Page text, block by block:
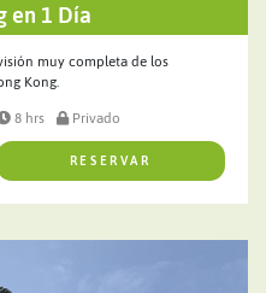
en 1 Día
muy completa de los
Kong.
8 hrs Privado
RESERVAR